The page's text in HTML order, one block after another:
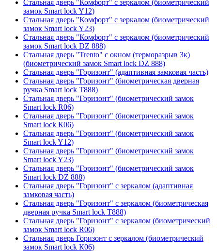
Стальная дверь "Комфорт" с зеркалом (биометрический
замок Smart lock Y12)
Стальная дверь "Комфорт" с зеркалом (биометрический
замок Smart lock Y23)
Стальная дверь "Комфорт" с зеркалом (биометрический
замок Smart lock DZ 888)
Стальная дверь "Trento" с окном (терморазрыв 3к)
(биометрический замок Smart lock DZ 888)
Стальная дверь "Горизонт" (адаптивная замковая часть)
Стальная дверь "Горизонт" (биометрическая дверная
ручка Smart lock T888)
Стальная дверь "Горизонт" (биометрический замок
Smart lock R06)
Стальная дверь "Горизонт" (биометрический замок
Smart lock К06)
Стальная дверь "Горизонт" (биометрический замок
Smart lock Y12)
Стальная дверь "Горизонт" (биометрический замок
Smart lock Y23)
Стальная дверь "Горизонт" (биометрический замок
Smart lock DZ 888)
Стальная дверь "Горизонт" с зеркалом (адаптивная
замковая часть)
Стальная дверь "Горизонт" с зеркалом (биометрическая
дверная ручка Smart lock T888)
Стальная дверь "Горизонт" с зеркалом (биометрический
замок Smart lock R06)
Стальная дверь Горизонт с зеркалом (биометрический
замок Smart lock К06)